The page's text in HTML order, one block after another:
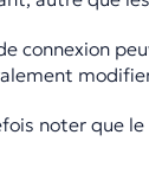
connexion
noter que